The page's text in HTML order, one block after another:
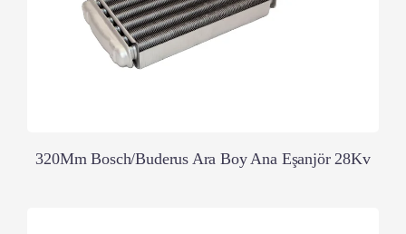
320Mm Bosch/Buderus Ara Boy Ana Eşanjör 28Kv